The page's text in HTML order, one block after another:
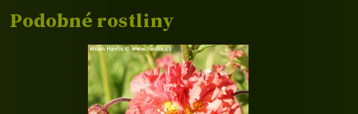
Podobné rostliny